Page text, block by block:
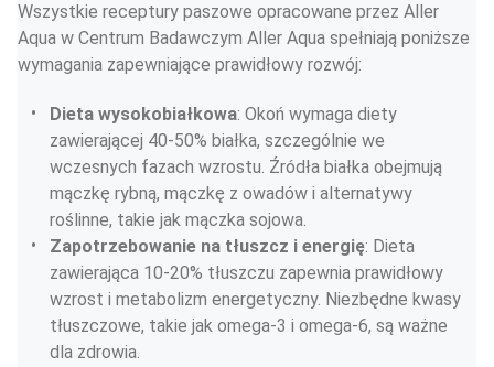
Wszystkie receptury paszowe opracowane przez Aller
Aqua w Centrum Badawczym Aller Aqua spełniają poniższe
wymagania zapewniające prawidłowy rozwój:
Dieta wysokobiałkowa: Okoń wymaga diety
zawierającej 40-50% białka, szczególnie we
wczesnych fazach wzrostu. Źródła białka obejmują
mączkę rybną, mączkę z owadów i alternatywy
roślinne, takie jak mączka sojowa.
Zapotrzebowanie na tłuszcz i energię: Dieta
zawierająca 10-20% tłuszczu zapewnia prawidłowy
wzrost i metabolizm energetyczny. Niezbędne kwasy
tłuszczowe, takie jak omega-3 i omega-6, są ważne
dla zdrowia.